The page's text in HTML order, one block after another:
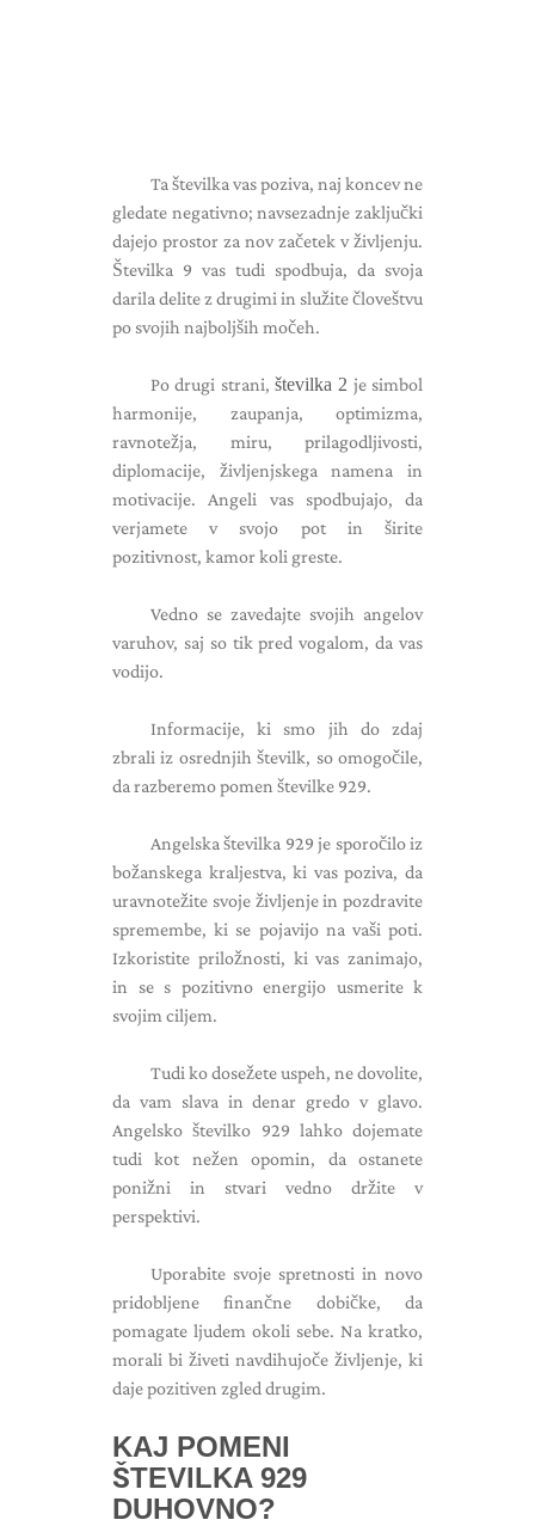
Ta številka vas poziva, naj koncev ne
gledate negativno; navsezadnje zaključki
dajejo prostor za nov začetek v življenju.
Številka 9 vas tudi spodbuja, da svoja
darila delite z drugimi in služite človeštvu
po svojih najboljših močeh.
Po drugi strani, številka 2 je simbol
harmonije, zaupanja, optimizma,
ravnotežja, miru, prilagodljivosti,
diplomacije, življenjskega namena in
motivacije. Angeli vas spodbujajo, da
verjamete v svojo pot in širite
pozitivnost, kamor koli greste.
Vedno se zavedajte svojih angelov
varuhov, saj so tik pred vogalom, da vas
vodijo.
Informacije, ki smo jih do zdaj
zbrali iz osrednjih številk, so omogočile,
da razberemo pomen številke 929.
Angelska številka 929 je sporočilo iz
božanskega kraljestva, ki vas poziva, da
uravnotežite svoje življenje in pozdravite
spremembe, ki se pojavijo na vaši poti.
Izkoristite priložnosti, ki vas zanimajo,
in se s pozitivno energijo usmerite k
svojim ciljem.
Tudi ko dosežete uspeh, ne dovolite,
da vam slava in denar gredo v glavo.
Angelsko številko 929 lahko dojemate
tudi kot nežen opomin, da ostanete
ponižni in stvari vedno držite v
perspektivi.
Uporabite svoje spretnosti in novo
pridobljene finančne dobičke, da
pomagate ljudem okoli sebe. Na kratko,
morali bi živeti navdihujoče življenje, ki
daje pozitiven zgled drugim.
KAJ POMENI
ŠTEVILKA 929
DUHOVNO?